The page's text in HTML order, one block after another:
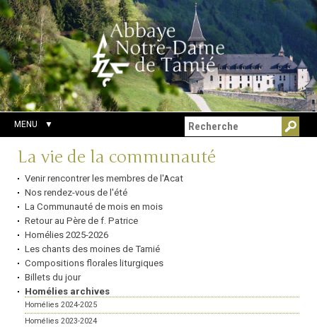
Aller
au
contenu.
|
Aller
à
la
navigation
Outils
personnels
Chercher par
Recherche
avancée…
MENU
Navigation
La vie de la communauté
Venir rencontrer les membres de l'Acat
Nos rendez-vous de l'été
La Communauté de mois en mois
Retour au Père de f. Patrice
Homélies 2025-2026
Les chants des moines de Tamié
Compositions florales liturgiques
Billets du jour
Homélies archives
Homélies 2024-2025
Homélies 2023-2024